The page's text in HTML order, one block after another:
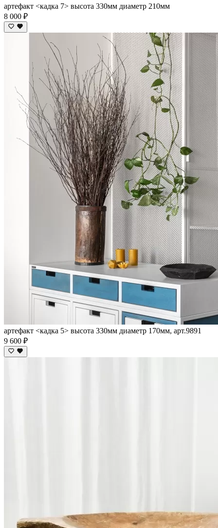
артефакт <кадка 7> высота 330мм диаметр 210мм
8 000 ₽
артефакт <кадка 5> высота 330мм диаметр 170мм, арт.9891
9 600 ₽